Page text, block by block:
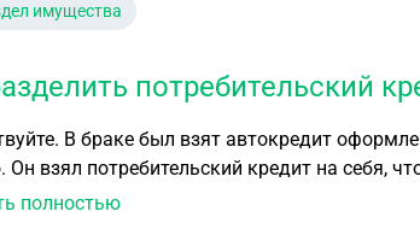
имущества
потребительский
В браке был взят автокредит
Он взял потребительский кредит на себя,
в его распоряжении. Я ей не пользуюсь,
полностью